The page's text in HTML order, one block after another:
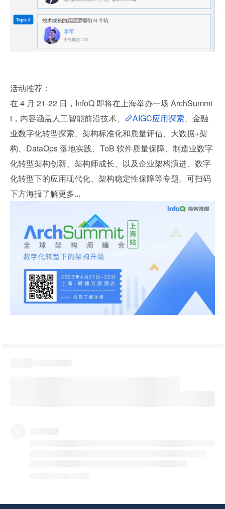
活动推荐：
在 4 月 21-22 日，InfoQ 即将在上海举办一场 ArchSummi
t，内容涵盖人工智能前沿技术、
AIGC应用探索、金融
业数字化转型探索、架构标准化和质量评估、大数据+架
构、DataOps 落地实践、ToB 软件质量保障、制造业数字
化转型架构创新、架构师成长、以及企业架构演进、数字
化转型下的应用现代化、架构稳定性保障等专题。可扫码
下方海报了解更多...